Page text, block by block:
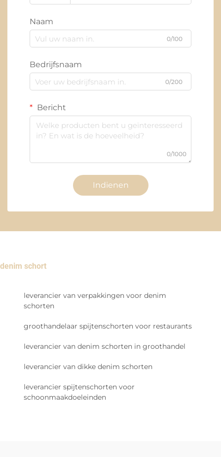
Naam
0/100
Bedrijfsnaam
0/200
Bericht
0/1000
Indienen
denim schort
leverancier van verpakkingen voor denim
schorten
groothandelaar spijtenschorten voor restaurants
leverancier van denim schorten in groothandel
leverancier van dikke denim schorten
leverancier spijtenschorten voor
schoonmaakdoeleinden